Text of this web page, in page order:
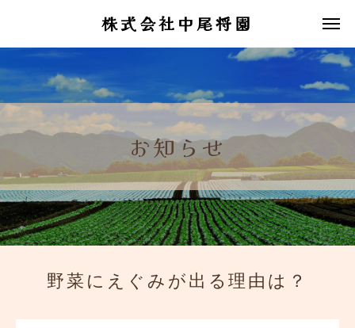
株式会社中尾将園
お知らせ
野菜にえぐみが出る理由は？